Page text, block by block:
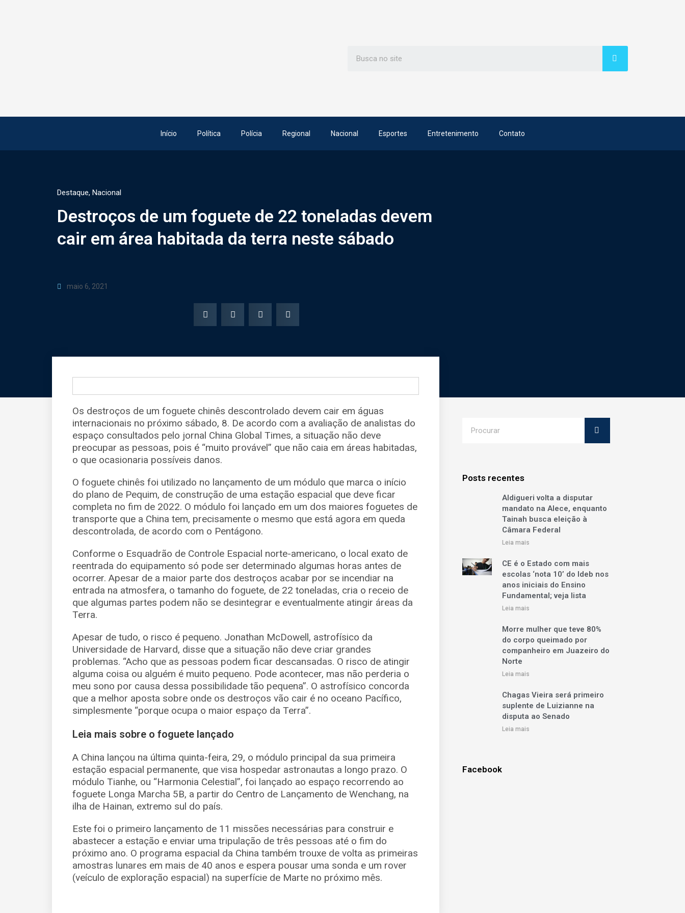
Início Política Polícia Regional Nacional Esportes Entretenimento Contato
Destaque, Nacional
Destroços de um foguete de 22 toneladas devem
cair em área habitada da terra neste sábado
maio 6, 2021
Os destroços de um foguete chinês descontrolado devem cair em águas
internacionais no próximo sábado, 8. De acordo com a avaliação de analistas do
espaço consultados pelo jornal China Global Times, a situação não deve
preocupar as pessoas, pois é “muito provável” que não caia em áreas habitadas,
o que ocasionaria possíveis danos.
O foguete chinês foi utilizado no lançamento de um módulo que marca o início
do plano de Pequim, de construção de uma estação espacial que deve ficar
completa no fim de 2022. O módulo foi lançado em um dos maiores foguetes de
transporte que a China tem, precisamente o mesmo que está agora em queda
descontrolada, de acordo com o Pentágono.
Conforme o Esquadrão de Controle Espacial norte-americano, o local exato de
reentrada do equipamento só pode ser determinado algumas horas antes de
ocorrer. Apesar de a maior parte dos destroços acabar por se incendiar na
entrada na atmosfera, o tamanho do foguete, de 22 toneladas, cria o receio de
que algumas partes podem não se desintegrar e eventualmente atingir áreas da
Terra.
Apesar de tudo, o risco é pequeno. Jonathan McDowell, astrofísico da
Universidade de Harvard, disse que a situação não deve criar grandes
problemas. “Acho que as pessoas podem ficar descansadas. O risco de atingir
alguma coisa ou alguém é muito pequeno. Pode acontecer, mas não perderia o
meu sono por causa dessa possibilidade tão pequena”. O astrofísico concorda
que a melhor aposta sobre onde os destroços vão cair é no oceano Pacífico,
simplesmente “porque ocupa o maior espaço da Terra”.
Leia mais sobre o foguete lançado
A China lançou na última quinta-feira, 29, o módulo principal da sua primeira
estação espacial permanente, que visa hospedar astronautas a longo prazo. O
módulo Tianhe, ou “Harmonia Celestial”, foi lançado ao espaço recorrendo ao
foguete Longa Marcha 5B, a partir do Centro de Lançamento de Wenchang, na
ilha de Hainan, extremo sul do país.
Este foi o primeiro lançamento de 11 missões necessárias para construir e
abastecer a estação e enviar uma tripulação de três pessoas até o fim do
próximo ano. O programa espacial da China também trouxe de volta as primeiras
amostras lunares em mais de 40 anos e espera pousar uma sonda e um rover
(veículo de exploração espacial) na superfície de Marte no próximo mês.
Posts recentes
Aldigueri volta a disputar
mandato na Alece, enquanto
Tainah busca eleição à
Câmara Federal
Leia mais
CE é o Estado com mais
escolas ‘nota 10’ do Ideb nos
anos iniciais do Ensino
Fundamental; veja lista
Leia mais
Morre mulher que teve 80%
do corpo queimado por
companheiro em Juazeiro do
Norte
Leia mais
Chagas Vieira será primeiro
suplente de Luizianne na
disputa ao Senado
Leia mais
Facebook